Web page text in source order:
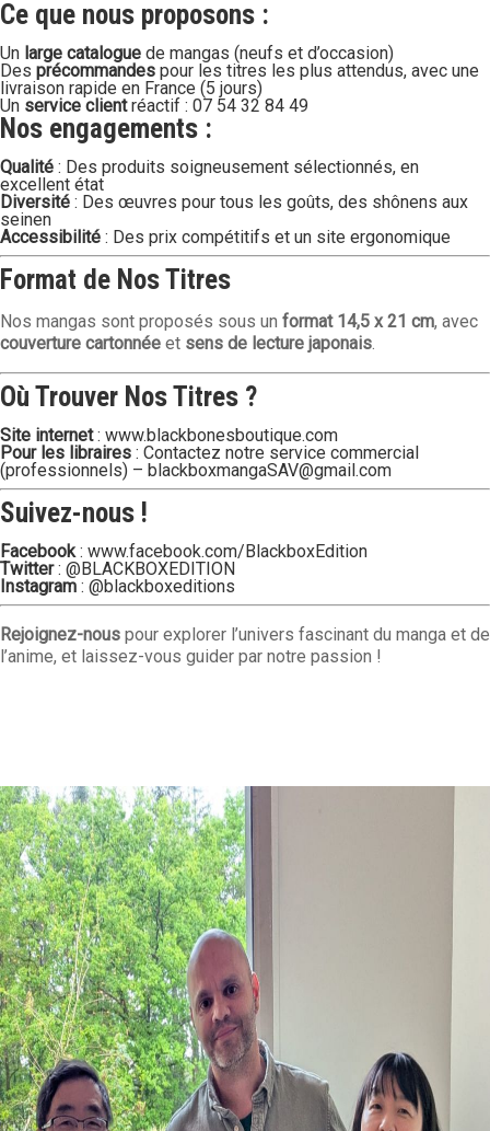
Ce que nous proposons :
Un large catalogue de mangas (neufs et d’occasion)
Des précommandes pour les titres les plus attendus, avec une
livraison rapide en France (5 jours)
Un service clientréactif : 07 54 32 84 49
Nos engagements :
Qualité : Des produits soigneusement sélectionnés, en
excellent état
Diversité : Des œuvres pour tous les goûts, des shônens aux
seinen
Accessibilité : Des prix compétitifs et un site ergonomique
Format de Nos Titres
Nos mangas sont proposés sous un format 14,5 x 21 cm, avec
couverture cartonnée et sens de lecture japonais.
Où Trouver Nos Titres ?
Site internet: www.blackbonesboutique.com
Pour les libraires : Contactez notre service commercial
(professionnels) – blackboxmangaSAV@gmail.com
Suivez-nous !
Facebook: www.facebook.com/BlackboxEdition
Twitter: @BLACKBOXEDITION
Instagram : @blackboxeditions
Rejoignez-nous pour explorer l’univers fascinant du manga et de
l’anime, et laissez-vous guider par notre passion !